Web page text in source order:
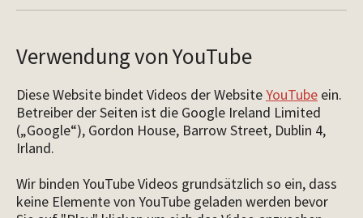
Verwendung von YouTube
Diese Website bindet Videos der WebsiteYouTube ein.
Betreiber der Seiten ist die Google Ireland Limited
(„Google“), Gordon House, Barrow Street, Dublin 4,
Irland.
Wir binden YouTube Videos grundsätzlich so ein, dass
keine Elemente von YouTube geladen werden bevor